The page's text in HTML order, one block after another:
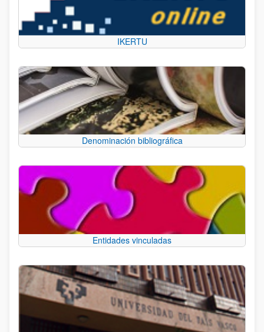
IKERTU
Denominación bibliográfica
Entidades vinculadas